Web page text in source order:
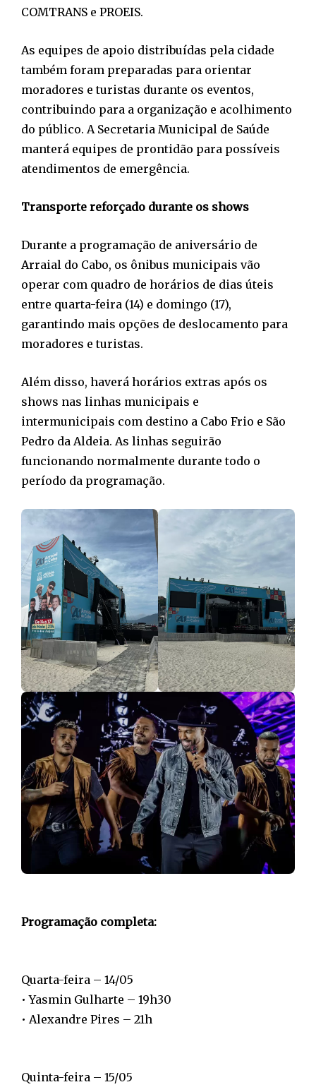
COMTRANS e PROEIS.
As equipes de apoio distribuídas pela cidade
também foram preparadas para orientar
moradores e turistas durante os eventos,
contribuindo para a organização e acolhimento
do público. A Secretaria Municipal de Saúde
manterá equipes de prontidão para possíveis
atendimentos de emergência.
Transporte reforçado durante os shows
Durante a programação de aniversário de
Arraial do Cabo, os ônibus municipais vão
operar com quadro de horários de dias úteis
entre quarta-feira (14) e domingo (17),
garantindo mais opções de deslocamento para
moradores e turistas.
Além disso, haverá horários extras após os
shows nas linhas municipais e
intermunicipais com destino a Cabo Frio e São
Pedro da Aldeia. As linhas seguirão
funcionando normalmente durante todo o
período da programação.
Programação completa:
Quarta-feira – 14/05
• Yasmin Gulharte – 19h30
• Alexandre Pires – 21h
Quinta-feira – 15/05